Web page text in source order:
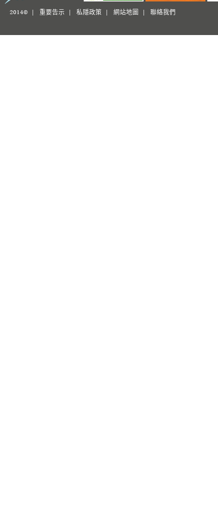
2014© | 重要告示 私隱政策 網站地圖 聯絡我們